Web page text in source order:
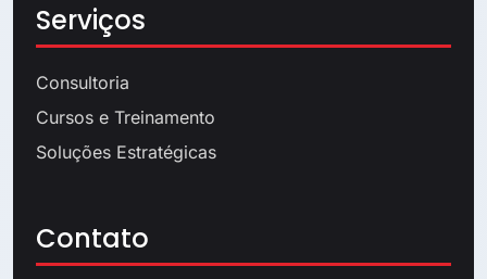
Serviços
Consultoria
Cursos e Treinamento
Soluções Estratégicas
Contato